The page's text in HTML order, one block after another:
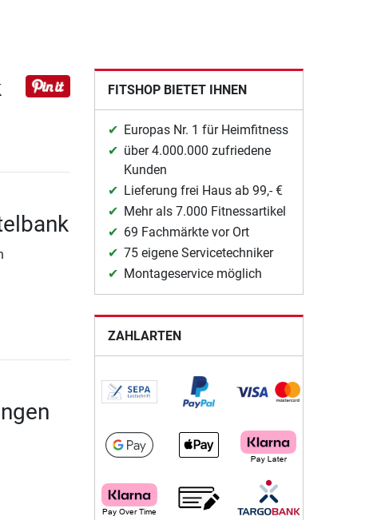
FITSHOP BIETET IHNEN
Europas Nr. 1 für Heimfitness
über 4.000.000 zufriedene
Kunden
Lieferung frei Haus ab 99,- €
Mehr als 7.000 Fitnessartikel
69 Fachmärkte vor Ort
75 eigene Servicetechniker
Montageservice möglich
ZAHLARTEN